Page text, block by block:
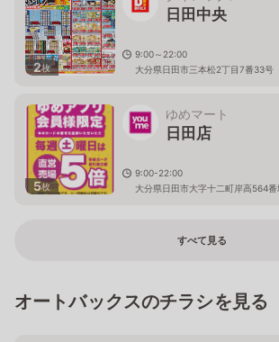
2枚
日田中央
9:00～22:00
大分県日田市三本松2丁目7番33号
5枚
ゆめマート
日田店
9:00-22:00
大分県日田市大字十二町岸高564番
すべて見る
オートバックスのチラシを見る